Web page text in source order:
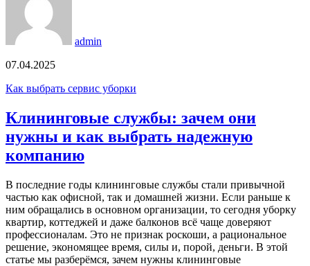
admin
07.04.2025
Как выбрать сервис уборки
Клининговые службы: зачем они
нужны и как выбрать надежную
компанию
В последние годы клининговые службы стали привычной
частью как офисной, так и домашней жизни. Если раньше к
ним обращались в основном организации, то сегодня уборку
квартир, коттеджей и даже балконов всё чаще доверяют
профессионалам. Это не признак роскоши, а рациональное
решение, экономящее время, силы и, порой, деньги. В этой
статье мы разберёмся, зачем нужны клининговые